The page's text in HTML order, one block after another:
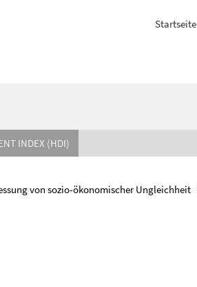
Startseite
INDEX (HDI)
von sozio-ökonomischer Ungleichheit